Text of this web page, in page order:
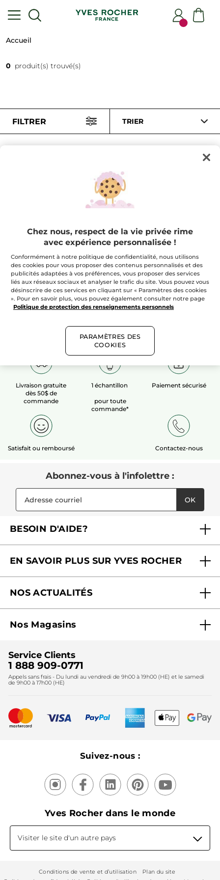
Accueil
0 produit(s) trouvé(s)
FILTRER TRIER
100%extraits
végétaux
60 hectaresde
champs biologiques
Voir plus​
Livraison gratuite
dès 50$ de
commande
1 échantillon
pour toute
commande*
Paiement sécurisé
Satisfait ou remboursé Contactez-nous
Abonnez-vous à l'infolettre :
OK
BESOIN D'AIDE?
Contactez-nous
Offre Courrier / Magazine
Accessibilité
Cadeaux corporatifs
EN SAVOIR PLUS SUR YVES ROCHER
Pourquoi nous faire confiance ?
Fondation Yves Rocher
2024
Lutte contre le travail forcé et le travail des enfants
2025
NOS ACTUALITÉS
Black Friday
Noël
Fête des mères
Nouveautés
Recyclage
Nos Magasins
Instituts
Service Clients
1 888 909-0771
Appels sans frais - Du lundi au vendredi de 9h00 à 19h00 (HE) et le samedi
de 9h00 à 17h00 (HE)
Suivez-nous :
Yves Rocher dans le monde
Visiter le site d'un autre pays
Conditions de vente et d’utilisation
Plan du site
Chez nous, respect de la vie privée rime
avec expérience personnalisée !
Conformément à notre politique de confidentialité, nous utilisons
des cookies pour vous proposer des contenus personnalisés et des
publicités adaptées à vos préférences, vous proposer des services
liés aux réseaux sociaux et analyser le trafic du site. Vous pouvez vous
désinscrire de ces services en cliquant sur « Paramètres des cookies
». Pour en savoir plus, vous pouvez également consulter notre page
Politique de protection des renseignements personnels
PARAMÈTRES DES
COOKIES